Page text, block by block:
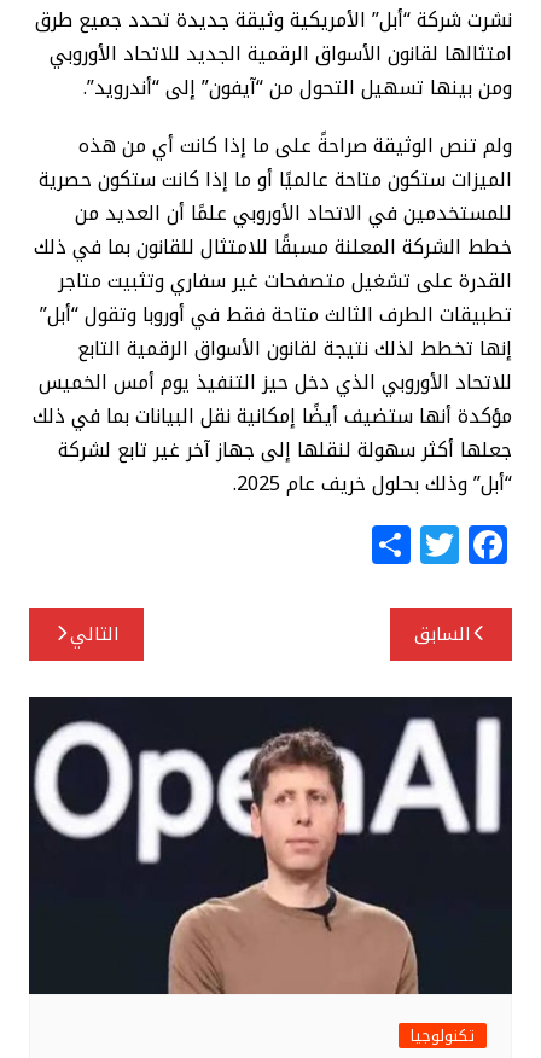
نشرت شركة “أبل” الأمريكية وثيقة جديدة تحدد جميع طرق
امتثالها لقانون الأسواق الرقمية الجديد للاتحاد الأوروبي
ومن بينها تسهيل التحول من “آيفون” إلى “أندرويد”.
ولم تنص الوثيقة صراحةً على ما إذا كانت أي من هذه
الميزات ستكون متاحة عالميًا أو ما إذا كانت ستكون حصرية
للمستخدمين في الاتحاد الأوروبي علمًا أن العديد من
خطط الشركة المعلنة مسبقًا للامتثال للقانون بما في ذلك
القدرة على تشغيل متصفحات غير سفاري وتثبيت متاجر
تطبيقات الطرف الثالث متاحة فقط في أوروبا وتقول “أبل”
إنها تخطط لذلك نتيجة لقانون الأسواق الرقمية التابع
للاتحاد الأوروبي الذي دخل حيز التنفيذ يوم أمس الخميس
مؤكدة أنها ستضيف أيضًا إمكانية نقل البيانات بما في ذلك
جعلها أكثر سهولة لنقلها إلى جهاز آخر غير تابع لشركة
“أبل” وذلك بحلول خريف عام 2025.
F
a
c
e
b
o
o
k
T
w
itt
e
r
S
h
تصفّح
المقالات
السابق التالي
تكنولوجيا